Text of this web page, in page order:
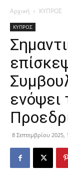
Αρχική ΚΥΠΡΟΣ
ΚΥΠΡΟΣ
ενόψει
8 Σεπτεμβρίου 2025,